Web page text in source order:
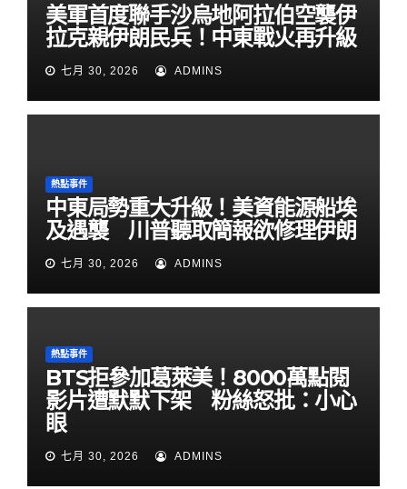
美軍首度聯手沙烏地阿拉伯空襲伊
拉克親伊朗民兵！中東戰火再升級
七月 30, 2026 ADMINS
熱點事件
中東局勢重大升級！美資能源船埃
及遇襲 川普聽取簡報欲修理伊朗
七月 30, 2026 ADMINS
熱點事件
BTS拒參加葛萊美！8000萬點閱
影片遭默默下架 粉絲怒批：小心
眼
七月 30, 2026 ADMINS